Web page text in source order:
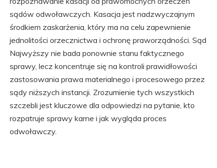
sądów odwoławczych. Kasacja jest nadzwyczajnym
środkiem zaskarżenia, który ma na celu zapewnienie
jednolitości orzecznictwa i ochronę praworządności. Sąd
Najwyższy nie bada ponownie stanu faktycznego
sprawy, lecz koncentruje się na kontroli prawidłowości
zastosowania prawa materialnego i procesowego przez
sądy niższych instancji. Zrozumienie tych wszystkich
szczebli jest kluczowe dla odpowiedzi na pytanie, kto
rozpatruje sprawy karne i jak wygląda proces
odwoławczy.